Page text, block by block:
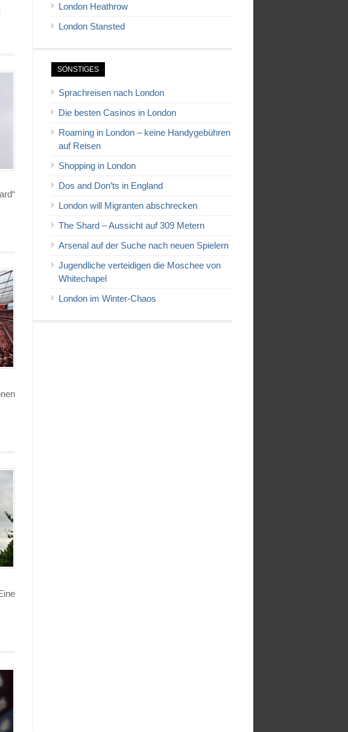
London Heathrow
London Stansted
SONSTIGES
Sprachreisen nach London
Die besten Casinos in London
Roaming in London – keine Handygebühren
auf Reisen
Shopping in London
Dos and Don’ts in England
London will Migranten abschrecken
The Shard – Aussicht auf 309 Metern
Arsenal auf der Suche nach neuen Spielern
Jugendliche verteidigen die Moschee von
Whitechapel
London im Winter-Chaos